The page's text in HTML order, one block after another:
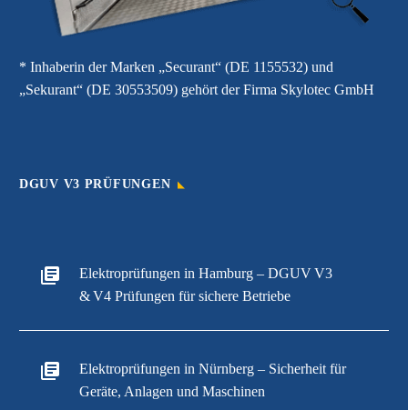
* Inhaberin der Marken „Securant“ (DE 1155532) und
„Sekurant“ (DE 30553509) gehört der Firma Skylotec GmbH
DGUV V3 PRÜFUNGEN
Elektroprüfungen in Hamburg – DGUV V3
& V4 Prüfungen für sichere Betriebe
Elektroprüfungen in Nürnberg – Sicherheit für
Geräte, Anlagen und Maschinen